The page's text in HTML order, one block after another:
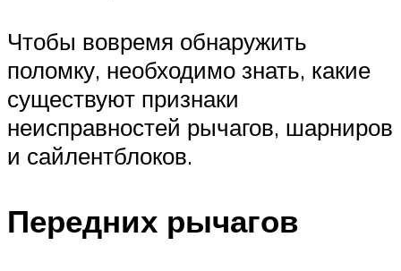
Чтобы вовремя обнаружить
поломку, необходимо знать, какие
существуют признаки
неисправностей рычагов, шарниров
и сайлентблоков.
Передних рычагов